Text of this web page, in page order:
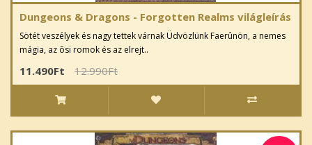
Dungeons & Dragons - Forgotten Realms világleírás
Sötét veszélyek és nagy tettek várnak Üdvözlünk Faerûnön, a nemes
mágia, az õsi romok és az elrejt..
11.490Ft 12.990Ft